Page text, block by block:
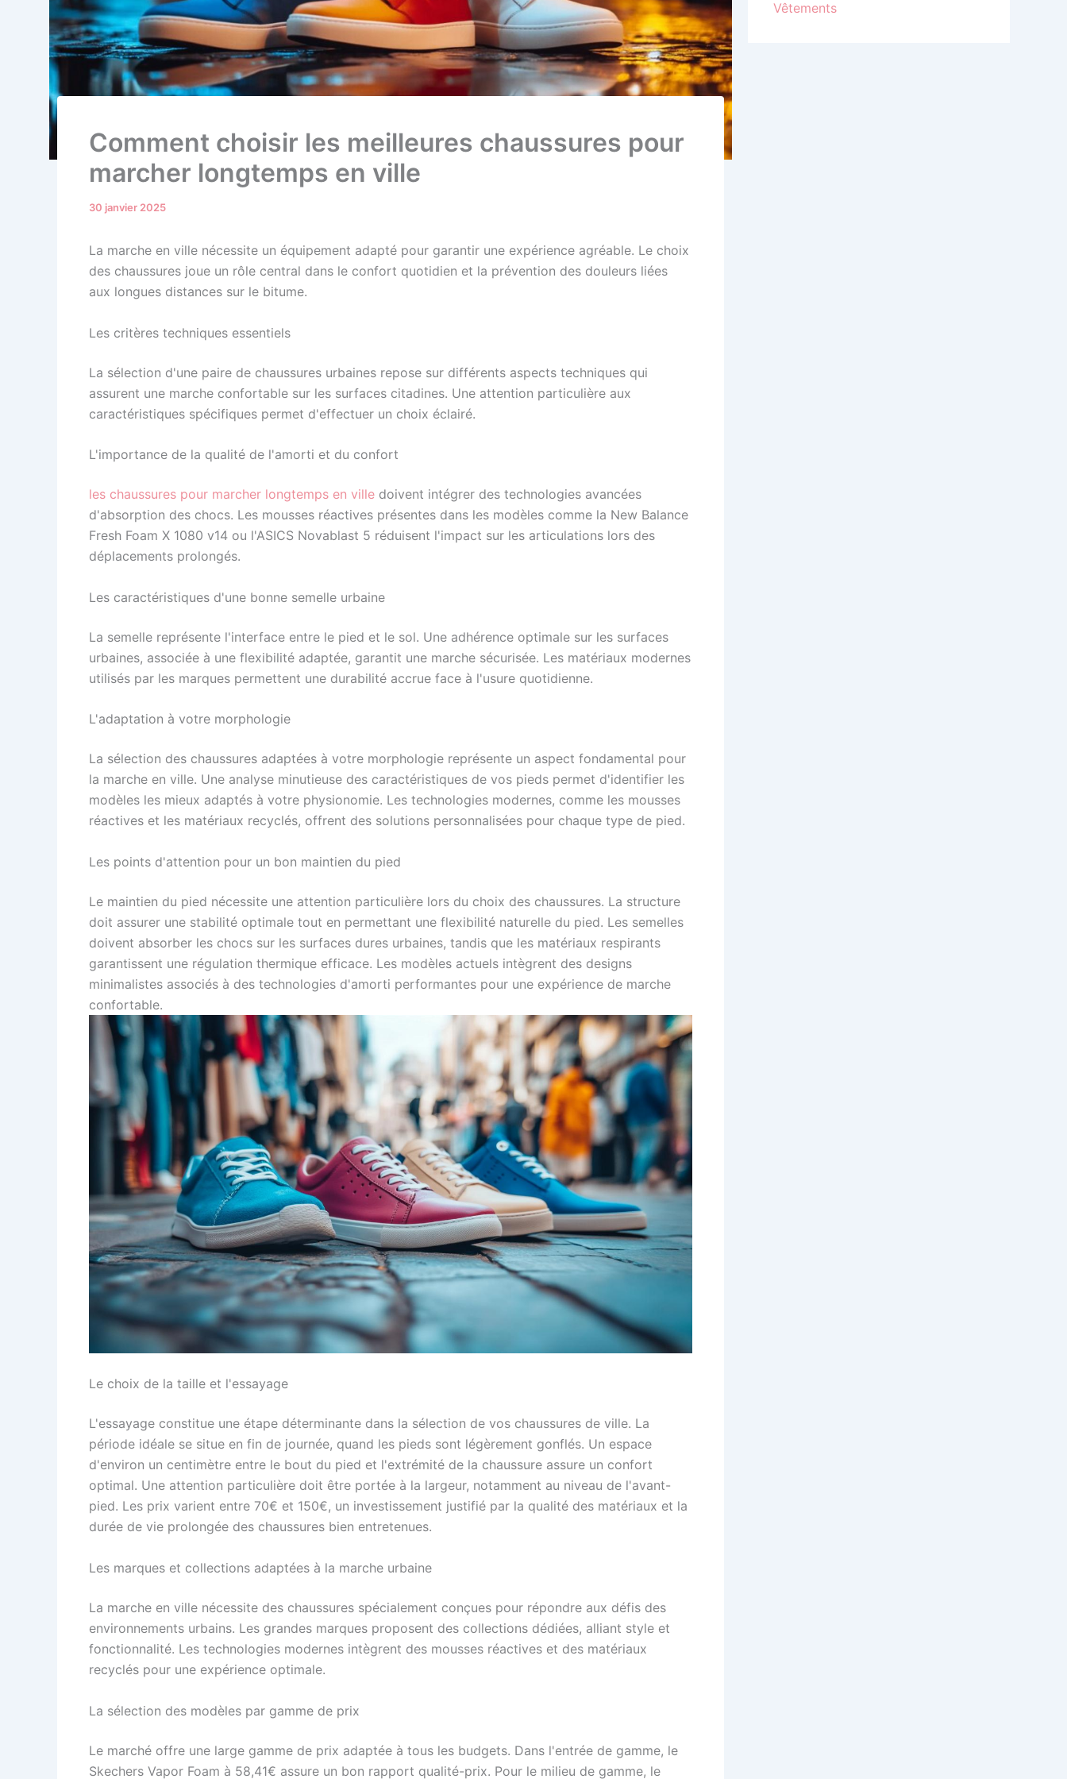
Comment choisir les meilleures chaussures pour
marcher longtemps en ville
30 janvier 2025
La marche en ville nécessite un équipement adapté pour garantir une expérience agréable. Le choix
des chaussures joue un rôle central dans le confort quotidien et la prévention des douleurs liées
aux longues distances sur le bitume.
Les critères techniques essentiels
La sélection d'une paire de chaussures urbaines repose sur différents aspects techniques qui
assurent une marche confortable sur les surfaces citadines. Une attention particulière aux
caractéristiques spécifiques permet d'effectuer un choix éclairé.
L'importance de la qualité de l'amorti et du confort
les chaussures pour marcher longtemps en ville doivent intégrer des technologies avancées
d'absorption des chocs. Les mousses réactives présentes dans les modèles comme la New Balance
Fresh Foam X 1080 v14 ou l'ASICS Novablast 5 réduisent l'impact sur les articulations lors des
déplacements prolongés.
Les caractéristiques d'une bonne semelle urbaine
La semelle représente l'interface entre le pied et le sol. Une adhérence optimale sur les surfaces
urbaines, associée à une flexibilité adaptée, garantit une marche sécurisée. Les matériaux modernes
utilisés par les marques permettent une durabilité accrue face à l'usure quotidienne.
L'adaptation à votre morphologie
La sélection des chaussures adaptées à votre morphologie représente un aspect fondamental pour
la marche en ville. Une analyse minutieuse des caractéristiques de vos pieds permet d'identifier les
modèles les mieux adaptés à votre physionomie. Les technologies modernes, comme les mousses
réactives et les matériaux recyclés, offrent des solutions personnalisées pour chaque type de pied.
Les points d'attention pour un bon maintien du pied
Le maintien du pied nécessite une attention particulière lors du choix des chaussures. La structure
doit assurer une stabilité optimale tout en permettant une flexibilité naturelle du pied. Les semelles
doivent absorber les chocs sur les surfaces dures urbaines, tandis que les matériaux respirants
garantissent une régulation thermique efficace. Les modèles actuels intègrent des designs
minimalistes associés à des technologies d'amorti performantes pour une expérience de marche
confortable.
Le choix de la taille et l'essayage
L'essayage constitue une étape déterminante dans la sélection de vos chaussures de ville. La
période idéale se situe en fin de journée, quand les pieds sont légèrement gonflés. Un espace
d'environ un centimètre entre le bout du pied et l'extrémité de la chaussure assure un confort
optimal. Une attention particulière doit être portée à la largeur, notamment au niveau de l'avant-
pied. Les prix varient entre 70€ et 150€, un investissement justifié par la qualité des matériaux et la
durée de vie prolongée des chaussures bien entretenues.
Les marques et collections adaptées à la marche urbaine
La marche en ville nécessite des chaussures spécialement conçues pour répondre aux défis des
environnements urbains. Les grandes marques proposent des collections dédiées, alliant style et
fonctionnalité. Les technologies modernes intègrent des mousses réactives et des matériaux
recyclés pour une expérience optimale.
La sélection des modèles par gamme de prix
Le marché offre une large gamme de prix adaptée à tous les budgets. Dans l'entrée de gamme, le
Skechers Vapor Foam à 58,41€ assure un bon rapport qualité-prix. Pour le milieu de gamme, le
Vêtements